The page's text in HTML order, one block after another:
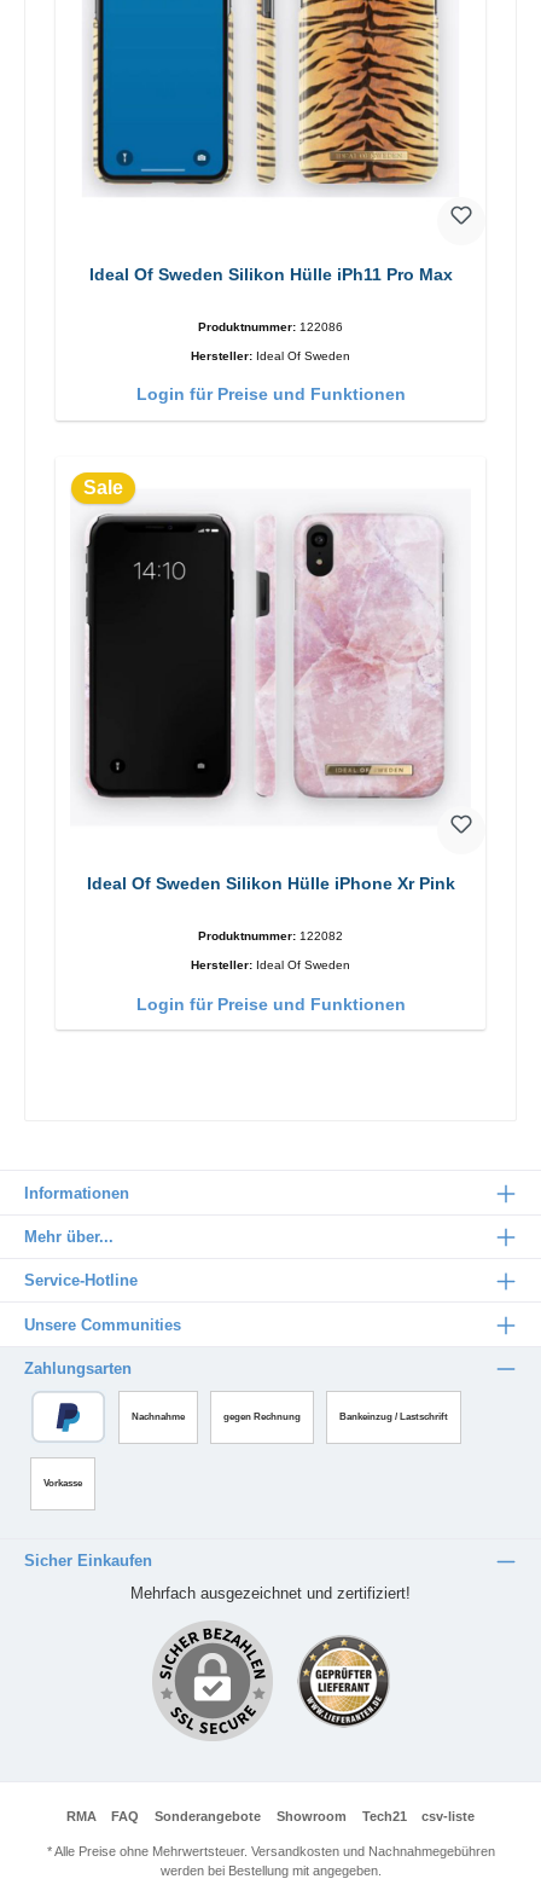
Ideal Of Sweden Silikon Hülle iPh11 Pro Max
Produktnummer: 122086
Hersteller: Ideal Of Sweden
Login für Preise und Funktionen
Sale
Ideal Of Sweden Silikon Hülle iPhone Xr Pink
Produktnummer: 122082
Hersteller: Ideal Of Sweden
Login für Preise und Funktionen
Informationen
Mehr über...
Service-Hotline
Unsere Communities
Zahlungsarten
Nachnahme gegen Rechnung Bankeinzug / Lastschrift
Vorkasse
Sicher Einkaufen
Mehrfach ausgezeichnet und zertifiziert!
RMA FAQ Sonderangebote Showroom Tech21 csv-liste
* Alle Preise ohne Mehrwertsteuer. Versandkosten und Nachnahmegebühren
werden bei Bestellung mit angegeben.